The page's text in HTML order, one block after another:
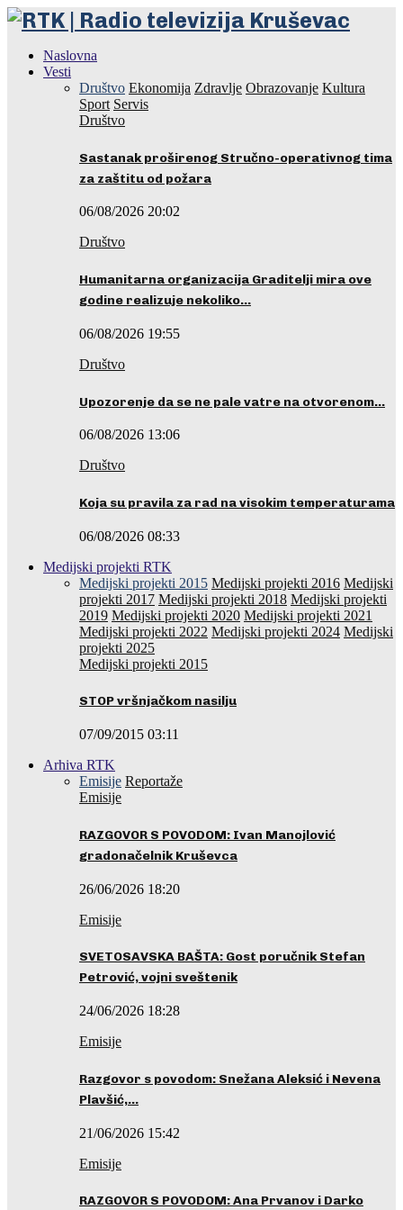
Naslovna
Vesti
Društvo Ekonomija Zdravlje Obrazovanje Kultura
Sport Servis
Društvo
Sastanak proširenog Stručno-operativnog tima
za zaštitu od požara
06/08/2026 20:02
Društvo
Humanitarna organizacija Graditelji mira ove
godine realizuje nekoliko…
06/08/2026 19:55
Društvo
Upozorenje da se ne pale vatre na otvorenom…
06/08/2026 13:06
Društvo
Koja su pravila za rad na visokim temperaturama
06/08/2026 08:33
Medijski projekti RTK
Medijski projekti 2015 Medijski projekti 2016 Medijski
projekti 2017 Medijski projekti 2018 Medijski projekti
2019 Medijski projekti 2020 Medijski projekti 2021
Medijski projekti 2022 Medijski projekti 2024 Medijski
projekti 2025
Medijski projekti 2015
STOP vršnjačkom nasilju
07/09/2015 03:11
Arhiva RTK
Emisije Reportaže
Emisije
RAZGOVOR S POVODOM: Ivan Manojlović
gradonačelnik Kruševca
26/06/2026 18:20
Emisije
SVETOSAVSKA BAŠTA: Gost poručnik Stefan
Petrović, vojni sveštenik
24/06/2026 18:28
Emisije
Razgovor s povodom: Snežana Aleksić i Nevena
Plavšić,…
21/06/2026 15:42
Emisije
RAZGOVOR S POVODOM: Ana Prvanov i Darko